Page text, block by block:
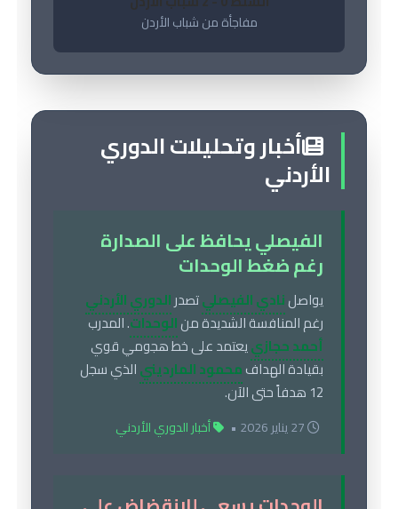
مفاجأة من شباب الأردن
أخبار وتحليلات الدوري
الأردني
الفيصلي يحافظ على الصدارة
رغم ضغط الوحدات
يواصلنادي الفيصليتصدرالدوري الأردني
رغم المنافسة الشديدة منالوحدات. المدرب
أحمد حجازييعتمد على خط هجومي قوي
بقيادة الهدافمحمود الماردينيالذي سجل
12 هدفاً حتى الآن.
27 يناير 2026 • أخبار الدوري الأردني